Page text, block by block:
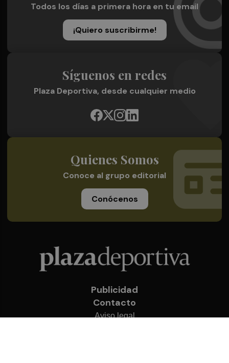
Todos los días a primera hora en tu email
¡Quiero suscribirme!
Síguenos en redes
Plaza Deportiva, desde cualquier medio
Quienes Somos
Conoce al grupo editorial
Conócenos
Publicidad
Contacto
Aviso legal